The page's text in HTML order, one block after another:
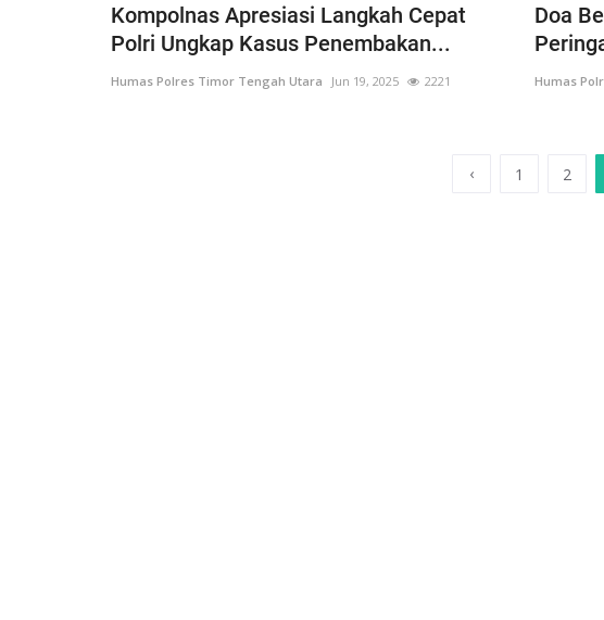
Kompolnas Apresiasi Langkah Cepat
Polri Ungkap Kasus Penembakan...
Humas Polres Timor Tengah Utara Jun 19, 2025 2221
Doa
Humas
‹ 1 2